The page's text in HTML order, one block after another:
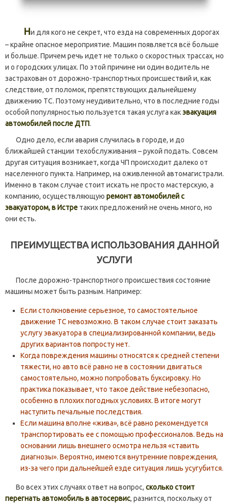
Ни для кого не секрет, что езда на современных дорогах
– крайне опасное мероприятие. Машин появляется всё больше
и больше. Причем речь идет не только о скоростных трассах, но
и о городских улицах. По этой причине ни один водитель не
застрахован от дорожно-транспортных происшествий и, как
следствие, от поломок, препятствующих дальнейшему
движению ТС. Поэтому неудивительно, что в последние годы
особой популярностью пользуется такая услуга какэвакуация
автомобилей после ДТП.
Одно дело, если авария случилась в городе, и до
ближайшей станции техобслуживания – рукой подать. Совсем
другая ситуация возникает, когда ЧП происходит далеко от
населенного пункта. Например, на оживленной автомагистрали.
Именно в таком случае стоит искать не просто мастерскую, а
компанию, осуществляющую ремонт автомобилей с
эвакуатором, в Истре таких предложений не очень много, но
они есть.
ПРЕИМУЩЕСТВА ИСПОЛЬЗОВАНИЯ ДАННОЙ
УСЛУГИ
После дорожно-транспортного происшествия состояние
машины может быть разным. Например:
Если столкновение серьезное, то самостоятельное
движение ТС невозможно. В таком случае стоит заказать
услугу эвакуатора в специализированной компании, ведь
других вариантов попросту нет.
Когда повреждения машины относятся к средней степени
тяжести, но авто всё равно не в состоянии двигаться
самостоятельно, можно попробовать буксировку. Но
практика показывает, что такое действие небезопасно,
особенно в плохих погодных условиях. В итоге могут
наступить печальные последствия.
Если машина вполне «жива», всё равно рекомендуется
транспортировать ее с помощью профессионалов. Ведь на
основании лишь внешнего осмотра нельзя «ставить
диагнозы». Вероятно, имеются внутренние повреждения,
из-за чего при дальнейшей езде ситуация лишь усугубится.
Во всех этих случаях ответ на вопрос, сколько стоит
перегнать автомобиль в автосервис, разнится, поскольку от